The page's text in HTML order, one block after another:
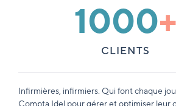
CLIENTS
1000+
Infirmières, infirmiers. Qui font chaque
Compta Idel pour gérer et optimiser leur